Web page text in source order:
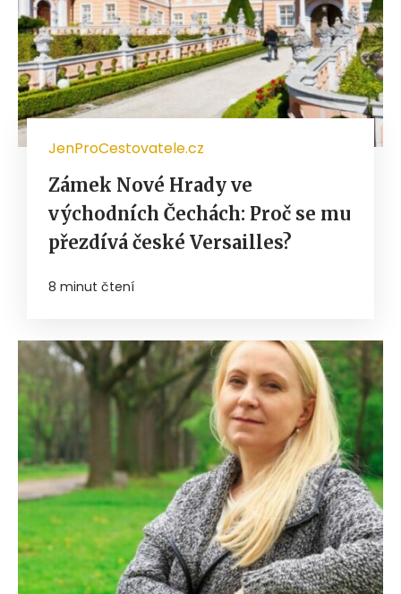
JenProCestovatele.cz
Zámek Nové Hrady ve
východních Čechách: Proč se mu
přezdívá české Versailles?
8 minut čtení